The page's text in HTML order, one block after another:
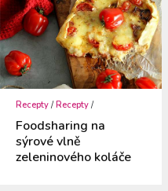
Recepty /Recepty /
Foodsharing na
sýrové vlně
zeleninového koláče